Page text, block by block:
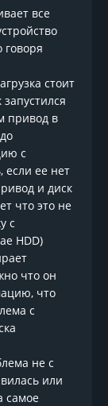
все
говоря
стоит
привод в
с
если ее нет
и диск
что это не
с
HDD)
что он
что
с
не с
или
самое